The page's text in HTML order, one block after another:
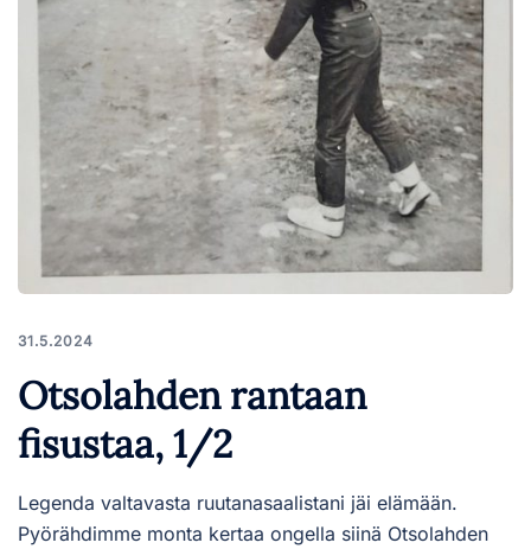
31.5.2024
Otsolahden rantaan
fisustaa, 1/2
Legenda valtavasta ruutanasaalistani jäi elämään.
Pyörähdimme monta kertaa ongella siinä Otsolahden